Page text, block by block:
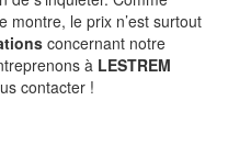
montre, le prix n’est surtout
concernant notre
à LESTREM
contacter !